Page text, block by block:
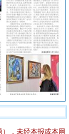
，未经本报或本网